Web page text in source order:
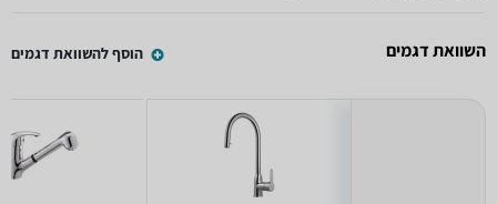
השוואת דגמים הוסף להשוואת דגמים